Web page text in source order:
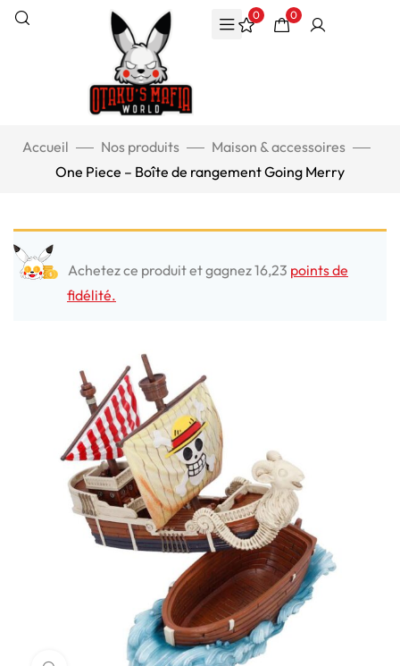
0 0
Accueil Nos produits
Maison & accessoires
One Piece – Boîte de rangement Going Merry
Achetez ce produit et gagnez 16,23 points de
fidélité.